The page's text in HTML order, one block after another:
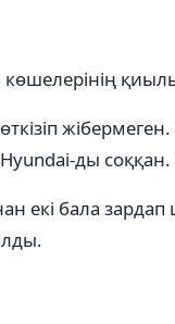
ды
екі бала